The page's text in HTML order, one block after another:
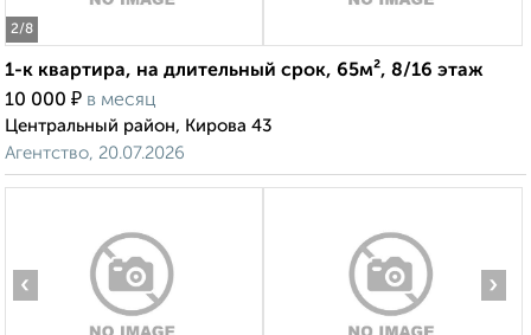
2/8
1-к квартира, на длительный срок, 65м², 8/16 этаж
10 000 ₽ в месяц
Центральный район, Кирова 43
Агентство, 20.07.2026
‹ ›